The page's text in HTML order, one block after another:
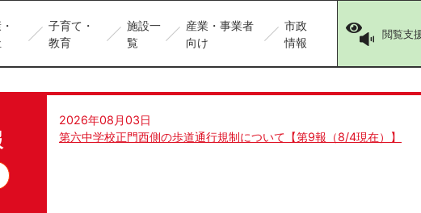
子育て・
教育
施設一
覧
産業・事業者
向け
市政
情報
閲覧支
2026年08月03日
第六中学校正門西側の歩道通行規制について【第9報（8/4現在）】